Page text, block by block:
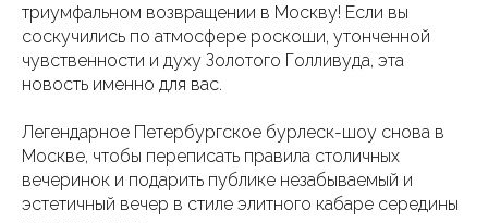
триумфальном возвращении в Москву! Если вы
соскучились по атмосфере роскоши, утонченной
чувственности и духу Золотого Голливуда, эта
новость именно для вас.
Легендарное Петербургское бурлеск-шоу снова в
Москве, чтобы переписать правила столичных
вечеринок и подарить публике незабываемый и
эстетичный вечер в стиле элитного кабаре середины